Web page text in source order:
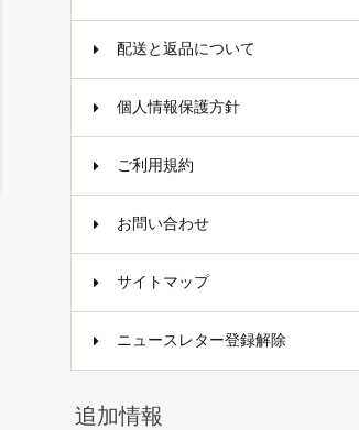
配送と返品について
個人情報保護方針
ご利用規約
お問い合わせ
サイトマップ
ニュースレター登録解除
追加情報